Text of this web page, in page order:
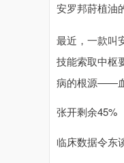
安罗邦莳植油
最近，一款叫
技能索取中枢
病的根源——血
张开剩余45%
临床数据令东